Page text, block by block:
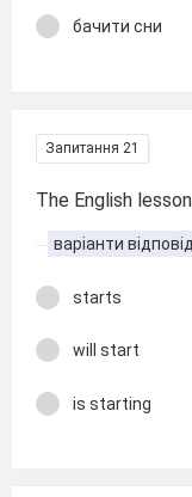
бачити сни
Запитання 21
The English lesson
варіанти
starts
will start
is starting